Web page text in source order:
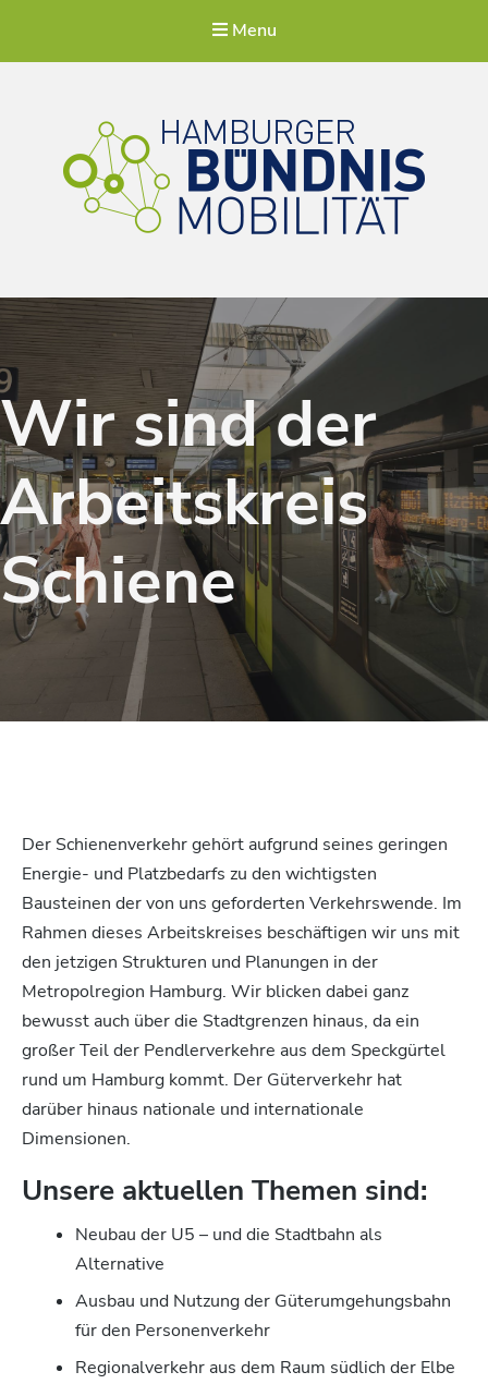
Menu
Wir sind der
Arbeitskreis
Schiene
Der Schienenverkehr gehört aufgrund seines geringen
Energie- und Platzbedarfs zu den wichtigsten
Bausteinen der von uns geforderten Verkehrswende. Im
Rahmen dieses Arbeitskreises beschäftigen wir uns mit
den jetzigen Strukturen und Planungen in der
Metropolregion Hamburg. Wir blicken dabei ganz
bewusst auch über die Stadtgrenzen hinaus, da ein
großer Teil der Pendlerverkehre aus dem Speckgürtel
rund um Hamburg kommt. Der Güterverkehr hat
darüber hinaus nationale und internationale
Dimensionen.
Unsere aktuellen Themen sind:
Neubau der U5 – und die Stadtbahn als
Alternative
Ausbau und Nutzung der Güterumgehungsbahn
für den Personenverkehr
Regionalverkehr aus dem Raum südlich der Elbe